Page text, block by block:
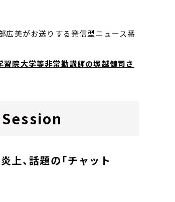
広美がお送りする発信型ニュース番
習院大学等非常勤講師の塚越健司さ
Session
上、話題の「チャット